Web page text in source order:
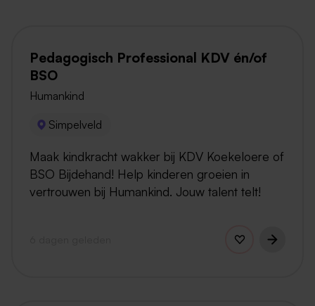
Pedagogisch Professional KDV én/of
BSO
Humankind
Simpelveld
Maak kindkracht wakker bij KDV Koekeloere of
BSO Bijdehand! Help kinderen groeien in
vertrouwen bij Humankind. Jouw talent telt!